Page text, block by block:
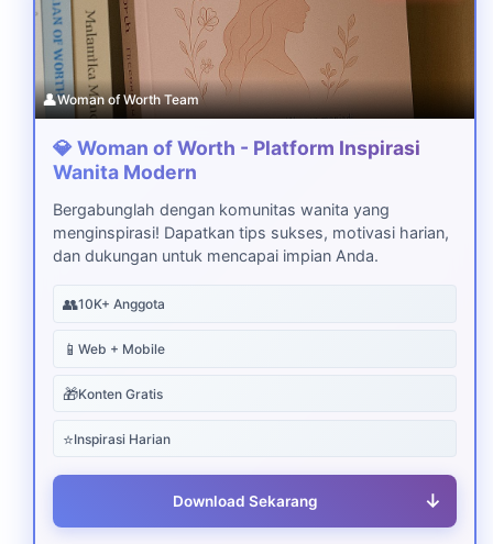
👤Woman of Worth Team
💎 Woman of Worth - Platform Inspirasi
Wanita Modern
Bergabunglah dengan komunitas wanita yang
menginspirasi! Dapatkan tips sukses, motivasi harian,
dan dukungan untuk mencapai impian Anda.
👥10K+ Anggota
📱 Web + Mobile
🎁Konten Gratis
⭐Inspirasi Harian
Download Sekarang ↓